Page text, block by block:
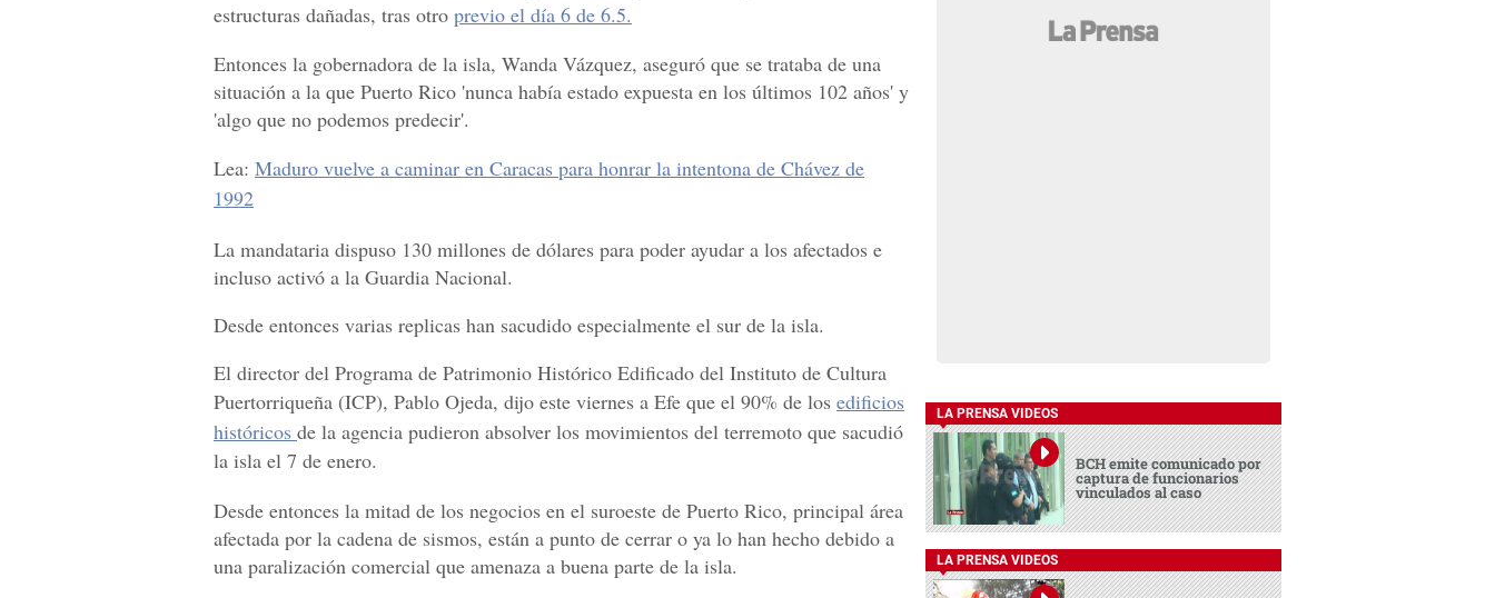
estructuras dañadas, tras otro previo el día 6 de 6.5.
Entonces la gobernadora de la isla, Wanda Vázquez, aseguró que se trataba de una
situación a la que Puerto Rico 'nunca había estado expuesta en los últimos 102 años' y
'algo que no podemos predecir'.
Lea: Maduro vuelve a caminar en Caracas para honrar la intentona de Chávez de
1992
La mandataria dispuso 130 millones de dólares para poder ayudar a los afectados e
incluso activó a la Guardia Nacional.
Desde entonces varias replicas han sacudido especialmente el sur de la isla.
El director del Programa de Patrimonio Histórico Edificado del Instituto de Cultura
Puertorriqueña (ICP), Pablo Ojeda, dijo este viernes a Efe que el 90% de los edificios
históricos de la agencia pudieron absolver los movimientos del terremoto que sacudió
la isla el 7 de enero.
Desde entonces la mitad de los negocios en el suroeste de Puerto Rico, principal área
afectada por la cadena de sismos, están a punto de cerrar o ya lo han hecho debido a
una paralización comercial que amenaza a buena parte de la isla.
LA PRENSA VIDEOS
BCH emite comunicado por
captura de funcionarios
vinculados al caso
LA PRENSA VIDEOS